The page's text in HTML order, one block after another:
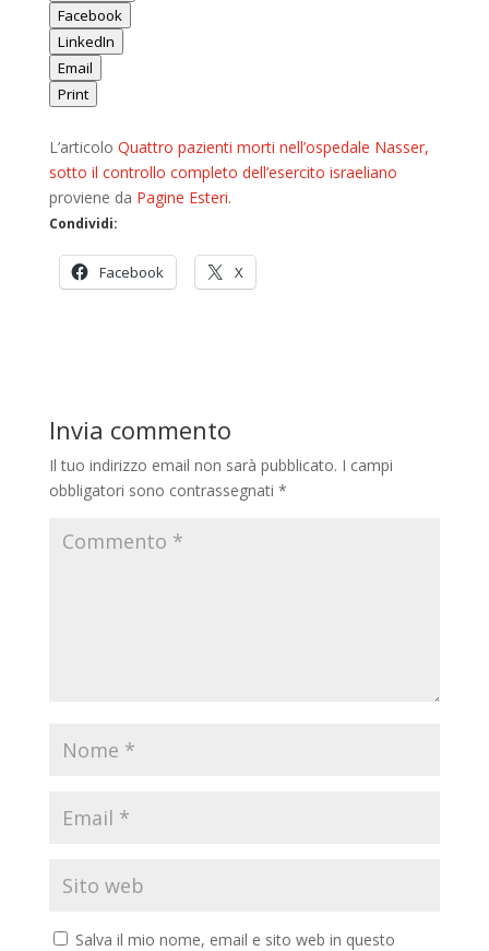
Facebook
LinkedIn
Email
Print
L’articolo Quattro pazienti morti nell’ospedale Nasser,
sotto il controllo completo dell’esercito israeliano
proviene da Pagine Esteri.
Condividi:
Facebook X
Invia commento
Il tuo indirizzo email non sarà pubblicato. I campi
obbligatori sono contrassegnati *
Salva il mio nome, email e sito web in questo